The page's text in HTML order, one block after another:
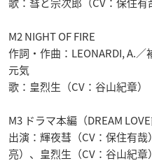
M2 NIGHT OF FIRE
作詞・作曲：LEONARDI, A.
元気
歌：皇烈生（CV：谷山紀章）
M3 ドラマ本編（DREAM LOVE
出演：輝夜彗（CV：保住有
亮）、皇烈生（CV：谷山紀章）